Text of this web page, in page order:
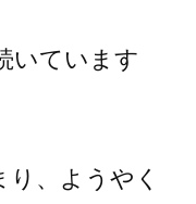
いています
、ようやく